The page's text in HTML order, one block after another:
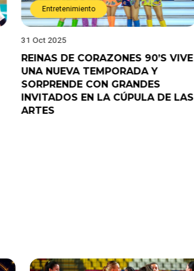
Entretenimiento
31 Oct 2025
REINAS DE CORAZONES 90’S VIVE
UNA NUEVA TEMPORADA Y
SORPRENDE CON GRANDES
INVITADOS EN LA CÚPULA DE LAS
ARTES